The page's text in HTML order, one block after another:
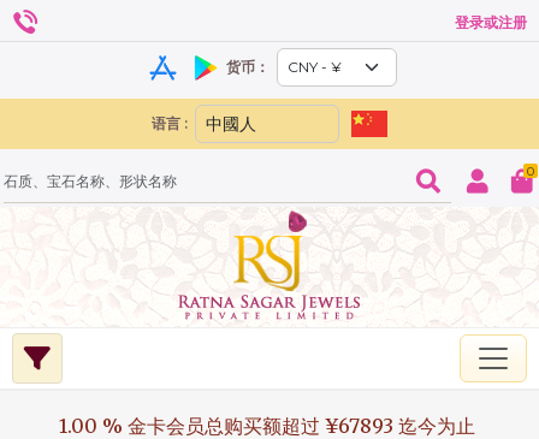
登录或注册
货币：
语言 :
0
1.00 % 金卡会员总购买额超过 ¥67893 迄今为止